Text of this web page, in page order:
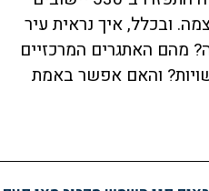
ובכלל, איך נראית עיר
מהם האתגרים המרכזיים
והאם אפשר באמת